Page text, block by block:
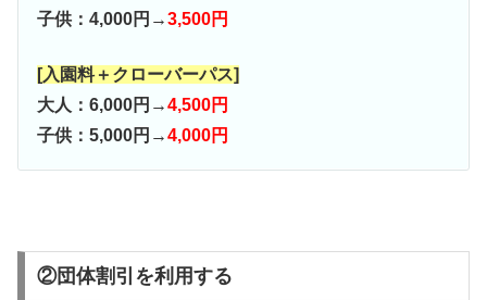
子供：4,000円→3,500円
[入園料＋クローバーパス]
大人：6,000円→4,500円
子供：5,000円→4,000円
②団体割引を利用する